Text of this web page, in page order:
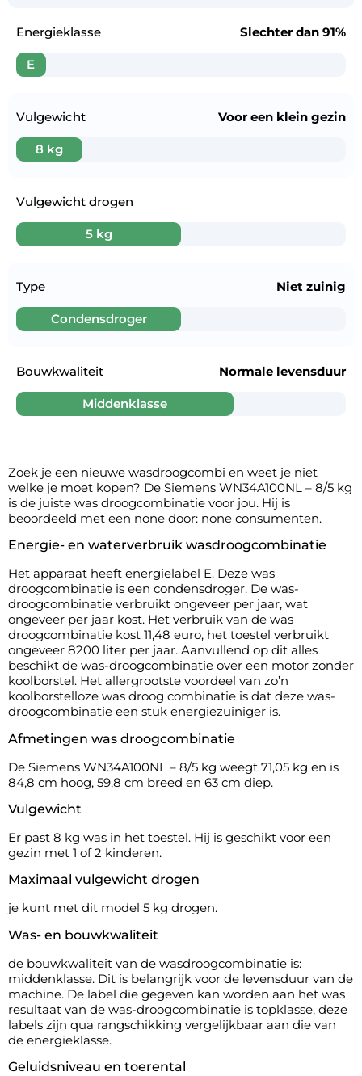
Energieklasse
E
Slechter dan 91%
Vulgewicht
8 kg
Voor een klein gezin
Vulgewicht drogen
5 kg
Type
Condensdroger
Niet zuinig
Bouwkwaliteit
Middenklasse
Normale levensduur
Zoek je een nieuwe wasdroogcombi en weet je niet
welke je moet kopen? De Siemens WN34A100NL – 8/5 kg
is de juiste was droogcombinatie voor jou. Hij is
beoordeeld met een none door: none consumenten.
Energie- en waterverbruik wasdroogcombinatie
Het apparaat heeft energielabel E. Deze was
droogcombinatie is een condensdroger. De was-
droogcombinatie verbruikt ongeveer per jaar, wat
ongeveer per jaar kost. Het verbruik van de was
droogcombinatie kost 11,48 euro, het toestel verbruikt
ongeveer 8200 liter per jaar. Aanvullend op dit alles
beschikt de was-droogcombinatie over een motor zonder
koolborstel. Het allergrootste voordeel van zo’n
koolborstelloze was droog combinatie is dat deze was-
droogcombinatie een stuk energiezuiniger is.
Afmetingen was droogcombinatie
De Siemens WN34A100NL – 8/5 kg weegt 71,05 kg en is
84,8 cm hoog, 59,8 cm breed en 63 cm diep.
Vulgewicht
Er past 8 kg was in het toestel. Hij is geschikt voor een
gezin met 1 of 2 kinderen.
Maximaal vulgewicht drogen
je kunt met dit model 5 kg drogen.
Was- en bouwkwaliteit
de bouwkwaliteit van de wasdroogcombinatie is:
middenklasse. Dit is belangrijk voor de levensduur van de
machine. De label die gegeven kan worden aan het was
resultaat van de was-droogcombinatie is topklasse, deze
labels zijn qua rangschikking vergelijkbaar aan die van
de energieklasse.
Geluidsniveau en toerental